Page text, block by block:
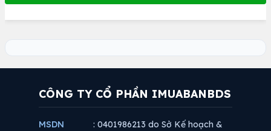
CÔNG TY CỔ PHẦN IMUABANBDS
MSDN
: 0401986213 do Sở Kế hoạch &